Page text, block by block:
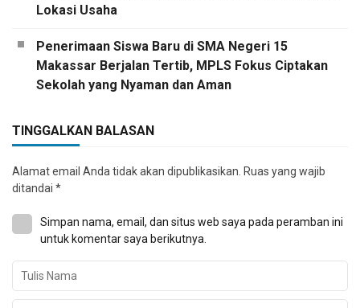
Lokasi Usaha
Penerimaan Siswa Baru di SMA Negeri 15
Makassar Berjalan Tertib, MPLS Fokus Ciptakan
Sekolah yang Nyaman dan Aman
TINGGALKAN BALASAN
Alamat email Anda tidak akan dipublikasikan. Ruas yang wajib
ditandai *
Simpan nama, email, dan situs web saya pada peramban ini
untuk komentar saya berikutnya.